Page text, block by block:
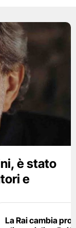
è stato
e
La Rai cambia